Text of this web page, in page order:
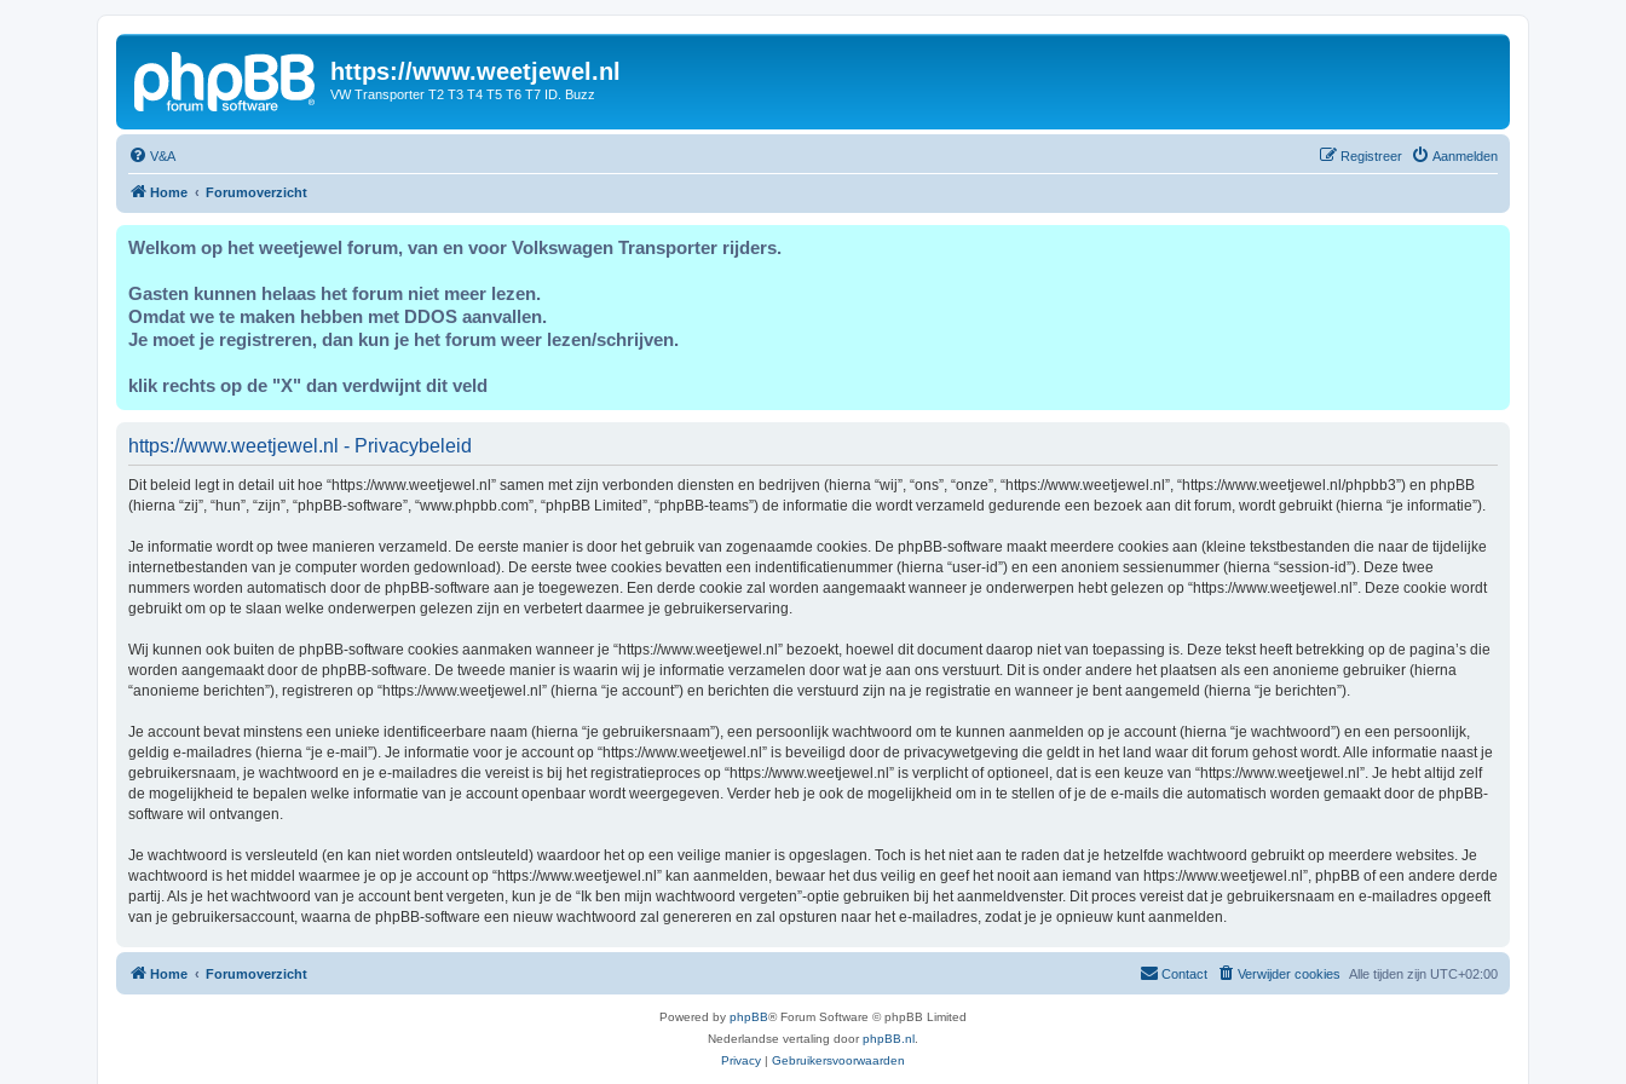
https://www.weetjewel.nl
VW Transporter T2 T3 T4 T5 T6 T7 ID. Buzz
V&A Aanmelden
Registreer
Home Forumoverzicht
Welkom op het weetjewel forum, van en voor Volkswagen Transporter rijders.
Gasten kunnen helaas het forum niet meer lezen.
Omdat we te maken hebben met DDOS aanvallen.
Je moet je registreren, dan kun je het forum weer lezen/schrijven.
klik rechts op de "X" dan verdwijnt dit veld
https://www.weetjewel.nl - Privacybeleid
Dit beleid legt in detail uit hoe “https://www.weetjewel.nl” samen met zijn verbonden diensten en bedrijven (hierna “wij”, “ons”, “onze”, “https://www.weetjewel.nl”, “https://www.weetjewel.nl/phpbb3”) en phpBB
(hierna “zij”, “hun”, “zijn”, “phpBB-software”, “www.phpbb.com”, “phpBB Limited”, “phpBB-teams”) de informatie die wordt verzameld gedurende een bezoek aan dit forum, wordt gebruikt (hierna “je informatie”).
Je informatie wordt op twee manieren verzameld. De eerste manier is door het gebruik van zogenaamde cookies. De phpBB-software maakt meerdere cookies aan (kleine tekstbestanden die naar de tijdelijke
internetbestanden van je computer worden gedownload). De eerste twee cookies bevatten een indentificatienummer (hierna “user-id”) en een anoniem sessienummer (hierna “session-id”). Deze twee
nummers worden automatisch door de phpBB-software aan je toegewezen. Een derde cookie zal worden aangemaakt wanneer je onderwerpen hebt gelezen op “https://www.weetjewel.nl”. Deze cookie wordt
gebruikt om op te slaan welke onderwerpen gelezen zijn en verbetert daarmee je gebruikerservaring.
Wij kunnen ook buiten de phpBB-software cookies aanmaken wanneer je “https://www.weetjewel.nl” bezoekt, hoewel dit document daarop niet van toepassing is. Deze tekst heeft betrekking op de pagina’s die
worden aangemaakt door de phpBB-software. De tweede manier is waarin wij je informatie verzamelen door wat je aan ons verstuurt. Dit is onder andere het plaatsen als een anonieme gebruiker (hierna
“anonieme berichten”), registreren op “https://www.weetjewel.nl” (hierna “je account”) en berichten die verstuurd zijn na je registratie en wanneer je bent aangemeld (hierna “je berichten”).
Je account bevat minstens een unieke identificeerbare naam (hierna “je gebruikersnaam”), een persoonlijk wachtwoord om te kunnen aanmelden op je account (hierna “je wachtwoord”) en een persoonlijk,
geldig e-mailadres (hierna “je e-mail”). Je informatie voor je account op “https://www.weetjewel.nl” is beveiligd door de privacywetgeving die geldt in het land waar dit forum gehost wordt. Alle informatie naast je
gebruikersnaam, je wachtwoord en je e-mailadres die vereist is bij het registratieproces op “https://www.weetjewel.nl” is verplicht of optioneel, dat is een keuze van “https://www.weetjewel.nl”. Je hebt altijd zelf
de mogelijkheid te bepalen welke informatie van je account openbaar wordt weergegeven. Verder heb je ook de mogelijkheid om in te stellen of je de e-mails die automatisch worden gemaakt door de phpBB-
software wil ontvangen.
Je wachtwoord is versleuteld (en kan niet worden ontsleuteld) waardoor het op een veilige manier is opgeslagen. Toch is het niet aan te raden dat je hetzelfde wachtwoord gebruikt op meerdere websites. Je
wachtwoord is het middel waarmee je op je account op “https://www.weetjewel.nl” kan aanmelden, bewaar het dus veilig en geef het nooit aan iemand van https://www.weetjewel.nl”, phpBB of een andere derde
partij. Als je het wachtwoord van je account bent vergeten, kun je de “Ik ben mijn wachtwoord vergeten”-optie gebruiken bij het aanmeldvenster. Dit proces vereist dat je gebruikersnaam en e-mailadres opgeeft
van je gebruikersaccount, waarna de phpBB-software een nieuw wachtwoord zal genereren en zal opsturen naar het e-mailadres, zodat je je opnieuw kunt aanmelden.
Home Forumoverzicht Alle tijden zijn UTC+02:00
Verwijder cookies
Contact
Powered by phpBB® Forum Software © phpBB Limited
Nederlandse vertaling doorphpBB.nl
Privacy | Gebruikersvoorwaarden